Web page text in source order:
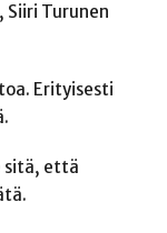
Turunen
Erityisesti
sitä, että